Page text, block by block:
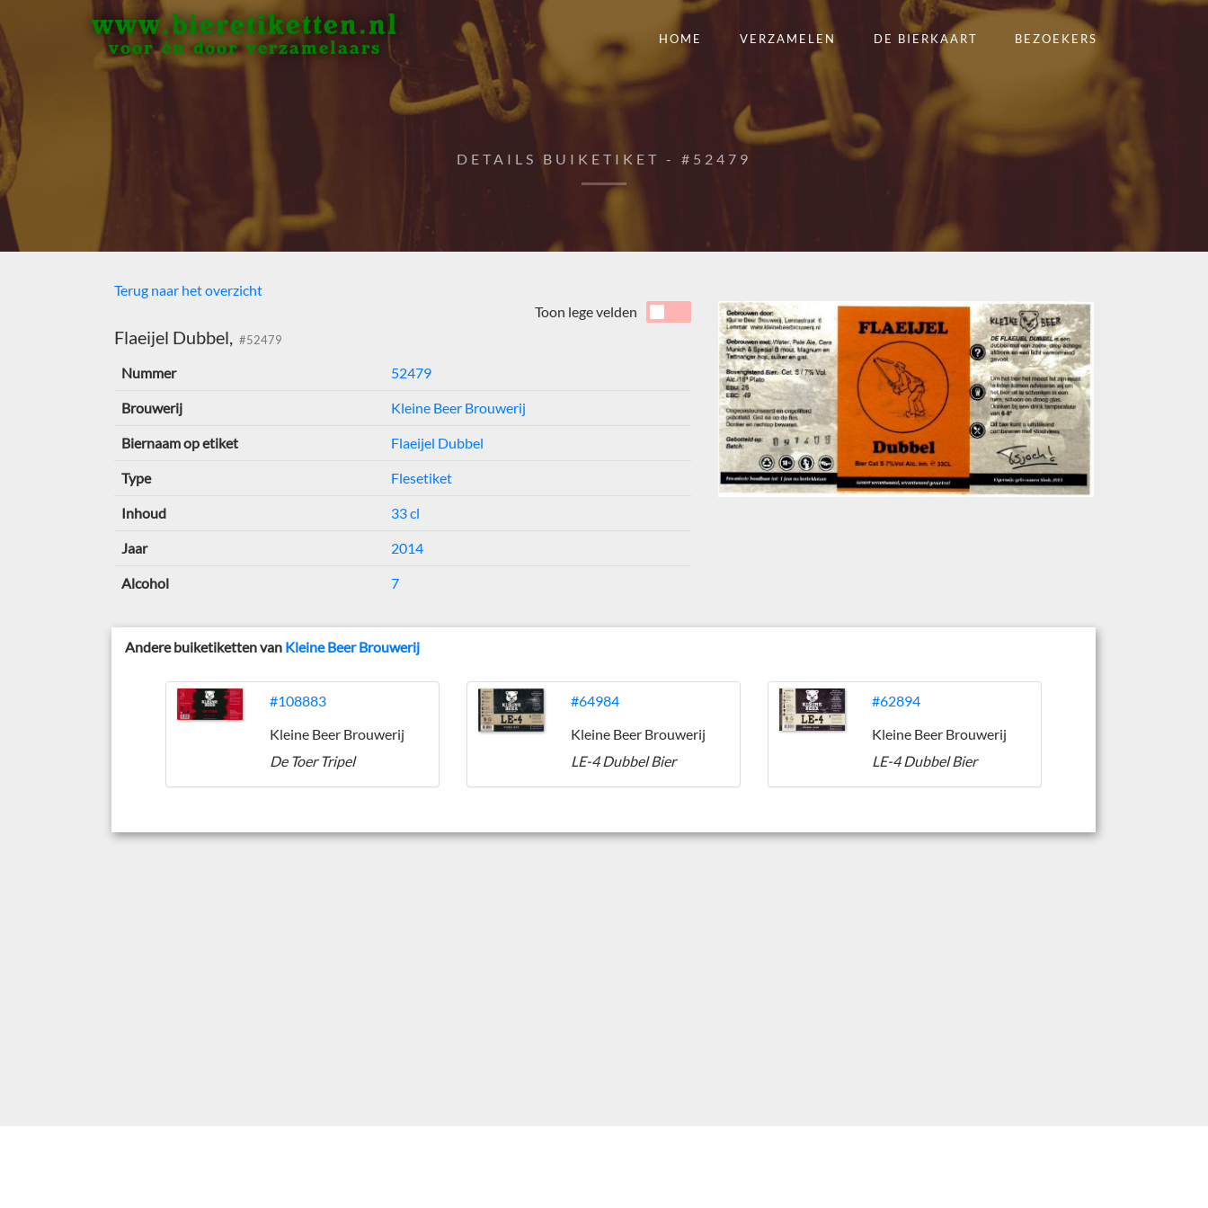
www.bieretiketten.nl
voor én door verzamelaars
HOME VERZAMELEN DE BIERKAART BEZOEKERS
DETAILS BUIKETIKET - #52479
Terug naar het overzicht
Flaeijel Dubbel, #52479
Toon lege velden
Nummer 52479
Brouwerij Kleine Beer Brouwerij
Biernaam op etiket Flaeijel Dubbel
Type Flesetiket
Inhoud 33 cl
Jaar 2014
Alcohol 7
Andere buiketiketten van Kleine Beer Brouwerij
#108883
Kleine Beer Brouwerij
De Toer Tripel
#64984
Kleine Beer Brouwerij
LE-4 Dubbel Bier
#62894
Kleine Beer Brouwerij
LE-4 Dubbel Bier